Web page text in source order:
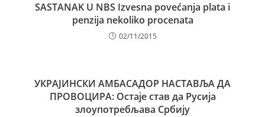
SASTANAK U NBS Izvesna povećanja plata i
penzija nekoliko procenata
02/11/2015
УКРАЈИНСКИ АМБАСАДОР НАСТАВЉА ДА
ПРОВОЦИРА: Остаје став да Русија
злоупотребљава Србију